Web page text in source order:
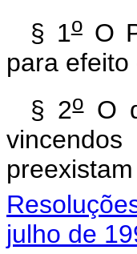
§ 1oO
para efeito
§ 2oO
julho de